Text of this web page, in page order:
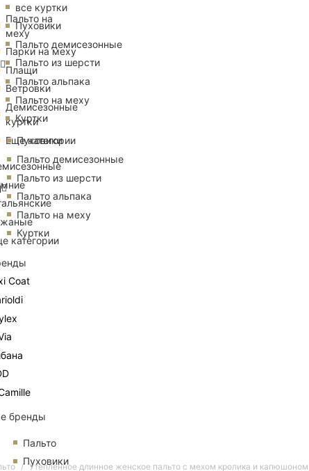
Пальто на
меху
Парки на меху
Плащи
Ветровки
Демисезонные
куртки
Еще категории
категории
Coat
бренды
Пальто
Пуховики
все куртки
Пуховики
Пальто демисезонные
Пальто из шерсти
Пальто альпака
Пальто на меху
Куртки
Пуховики
Пальто демисезонные
Пальто из шерсти
Пальто альпака
Пальто на меху
Куртки
Утепленное длинное женское пальто с мехом кролика и капюшоном